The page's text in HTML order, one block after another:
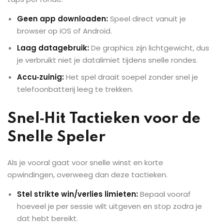
Geen app downloaden:Speel direct vanuit je
browser op iOS of Android.
Laag datagebruik:De graphics zijn lichtgewicht, dus
je verbruikt niet je datalimiet tijdens snelle rondes.
Accu‑zuinig:Het spel draait soepel zonder snel je
telefoonbatterij leeg te trekken.
Snel‑Hit Tactieken voor de
Snelle Speler
Als je vooral gaat voor snelle winst en korte
opwindingen, overweeg dan deze tactieken.
Stel strikte win/verlies limieten:Bepaal vooraf
hoeveel je per sessie wilt uitgeven en stop zodra je
dat hebt bereikt.